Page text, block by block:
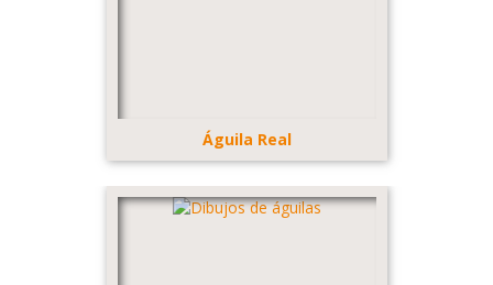
Águila Real